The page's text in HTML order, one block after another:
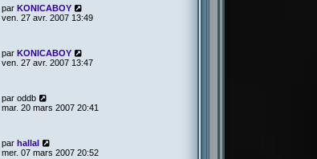
par KONICABOY
ven. 27 avr. 2007 13:49
par KONICABOY
ven. 27 avr. 2007 13:47
par oddb
mar. 20 mars 2007 20:41
par hallal
mer. 07 mars 2007 20:52